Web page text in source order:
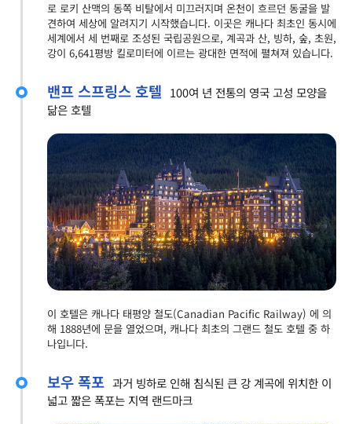
로 로키 산맥의 동쪽 비탈에서 미끄러지며 온천이 흐르던 동굴을 발
견하여 세상에 알려지기 시작했습니다. 이곳은 캐나다 최초인 동시에
세계에서 세 번째로 조성된 국립공원으로, 계곡과 산, 빙하, 숲, 초원,
강이 6,641평방 킬로미터에 이르는 광대한 면적에 펼쳐져 있습니다.
밴프 스프링스 호텔 100여 년 전통의 영국 고성 모양을
닮은 호텔
이 호텔은 캐나다 태평양 철도(Canadian Pacific Railway) 에 의
해 1888년에 문을 열었으며, 캐나다 최초의 그랜드 철도 호텔 중 하
나입니다.
보우 폭포 과거 빙하로 인해 침식된 큰 강 계곡에 위치한 이
넓고 짧은 폭포는 지역 랜드마크